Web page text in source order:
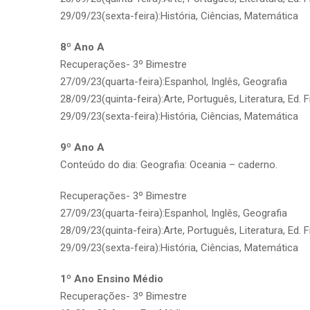
29/09/23(sexta-feira):História, Ciências, Matemática
8º Ano A
Recuperações- 3º Bimestre
27/09/23(quarta-feira):Espanhol, Inglês, Geografia
28/09/23(quinta-feira):Arte, Português, Literatura, Ed.
29/09/23(sexta-feira):História, Ciências, Matemática
9º Ano A
Conteúdo do dia: Geografia: Oceania – caderno.
Recuperações- 3º Bimestre
27/09/23(quarta-feira):Espanhol, Inglês, Geografia
28/09/23(quinta-feira):Arte, Português, Literatura, Ed.
29/09/23(sexta-feira):História, Ciências, Matemática
1º Ano Ensino Médio
Recuperações- 3º Bimestre